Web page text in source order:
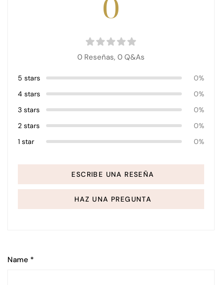
0
0 Reseñas, 0 Q&As
5 stars
0%
4 stars
0%
3 stars
0%
2 stars
0%
1 star
0%
ESCRIBE UNA RESEÑA
HAZ UNA PREGUNTA
Name *